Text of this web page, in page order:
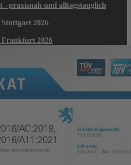
- praxisnah und alltagstauglich
2026
2026